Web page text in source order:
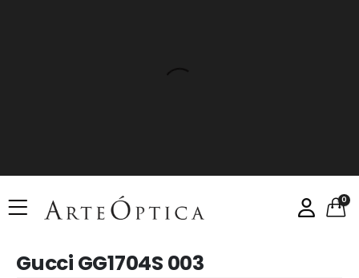
0
Gucci GG1704S 003